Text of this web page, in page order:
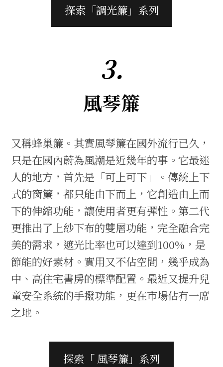
探索「調光簾」系列
3.
風琴簾
又稱蜂巢簾。其實風琴簾在國外流行已久，
只是在國內蔚為風潮是近幾年的事。它最迷
人的地方，首先是「可上可下」。傳統上下
式的窗簾，都只能由下而上，它創造由上而
下的伸縮功能，讓使用者更有彈性。第二代
更推出了上紗下布的雙層功能，完全融合完
美的需求，遮光比率也可以達到100%，是
節能的好素材。實用又不佔空間，幾乎成為
中、高住宅書房的標準配置。最近又提升兒
童安全系統的手撥功能，更在市場佔有一席
之地。
探索「 風琴簾」系列